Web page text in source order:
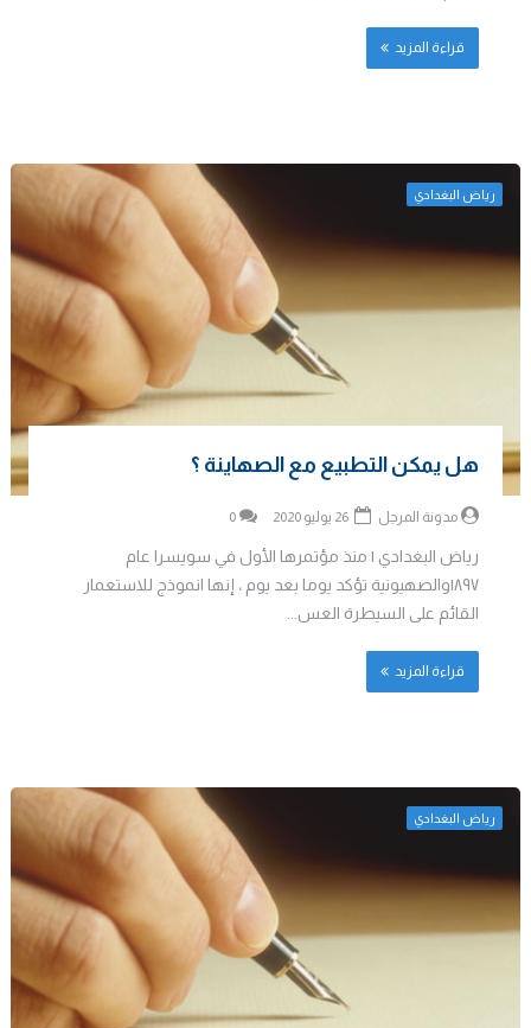
قراءة المزيد
رياض البغدادي
هل يمكن التطبيع مع الصهاينة ؟
مدونة المرجل 0
رياض البغدادي | منذ مؤتمرها الأول في سويسرا عام
۱۸۹۷والصهيونية تؤكد يوما بعد يوم ، إنها انموذج للاستعمار
القائم على السيطرة العس...
قراءة المزيد
رياض البغدادي